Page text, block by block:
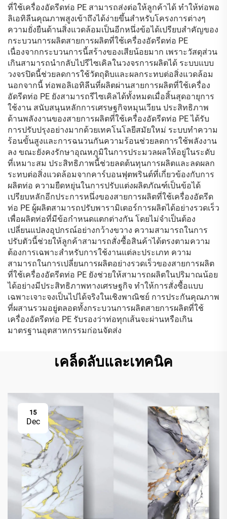
ที่ใช้เครื่องอัดรีดท่อ PE สามารถส่งต่อให้ลูกค้าได้ ทำให้ท่อพอ
ลิเอทิลีนคุณภาพสูงเข้าถึงได้ง่ายขึ้นสำหรับโครงการต่างๆ
ความยั่งยืนด้านสิ่งแวดล้อมเป็นอีกหนึ่งข้อได้เปรียบสำคัญของ
กระบวนการผลิตสายการผลิตที่ใช้เครื่องอัดรีดท่อ PE
เนื่องจากกระบวนการนี้สร้างของเสียน้อยมาก เพราะวัสดุส่วน
เกินสามารถนำกลับไปรีไซเคิลในวงจรการผลิตได้ ระบบแบบ
วงจรปิดนี้ช่วยลดการใช้วัตถุดิบและผลกระทบต่อสิ่งแวดล้อม
นอกจากนี้ ท่อพอลิเอทิลีนที่ผลิตผ่านสายการผลิตที่ใช้เครื่อง
อัดรีดท่อ PE ยังสามารถรีไซเคิลได้ทั้งหมดเมื่อสิ้นสุดอายุการ
ใช้งาน สนับสนุนหลักการเศรษฐกิจหมุนเวียน ประสิทธิภาพ
ด้านพลังงานของสายการผลิตที่ใช้เครื่องอัดรีดท่อ PE ได้รับ
การปรับปรุงอย่างมากด้วยเทคโนโลยีสมัยใหม่ ระบบทำความ
ร้อนขั้นสูงและการฉนวนกันความร้อนช่วยลดการใช้พลังงาน
ลง ขณะยังคงรักษาอุณหภูมิในการประมวลผลให้อยู่ในระดับ
ที่เหมาะสม ประสิทธิภาพนี้ช่วยลดต้นทุนการผลิตและลดผลก
ระทบต่อสิ่งแวดล้อมจากคาร์บอนฟุตพรินต์ที่เกี่ยวข้องกับการ
ผลิตท่อ ความยืดหยุ่นในการปรับแต่งผลิตภัณฑ์เป็นข้อได้
เปรียบหลักอีกประการหนึ่งของสายการผลิตที่ใช้เครื่องอัดรีด
ท่อ PE ผู้ผลิตสามารถปรับพารามิเตอร์การผลิตได้อย่างรวดเร็ว
เพื่อผลิตท่อที่มีข้อกำหนดแตกต่างกัน โดยไม่จำเป็นต้อง
เปลี่ยนแปลงอุปกรณ์อย่างกว้างขวาง ความสามารถในการ
ปรับตัวนี้ช่วยให้ลูกค้าสามารถสั่งซื้อสินค้าได้ตรงตามความ
ต้องการเฉพาะสำหรับการใช้งานแต่ละประเภท ความ
สามารถในการเปลี่ยนการผลิตอย่างรวดเร็วของสายการผลิต
ที่ใช้เครื่องอัดรีดท่อ PE ยังช่วยให้สามารถผลิตในปริมาณน้อย
ได้อย่างมีประสิทธิภาพทางเศรษฐกิจ ทำให้การสั่งซื้อแบบ
เฉพาะเจาะจงเป็นไปได้จริงในเชิงพาณิชย์ การประกันคุณภาพ
ที่ผสานรวมอยู่ตลอดทั้งกระบวนการผลิตสายการผลิตที่ใช้
เครื่องอัดรีดท่อ PE รับรองว่าท่อทุกเส้นจะผ่านหรือเกิน
มาตรฐานอุตสาหกรรมก่อนจัดส่ง
เคล็ดลับและเทคนิค
15
Dec